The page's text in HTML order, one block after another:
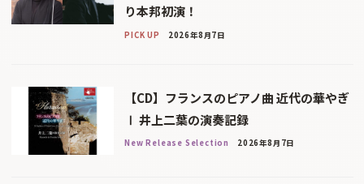
り本邦初演！
PICK UP 2026年8月7日
【CD】フランスのピアノ曲 近代の華やぎ
Ⅰ 井上二葉の演奏記録
New Release Selection 2026年8月7日